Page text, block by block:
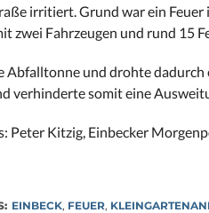
irritiert. Grund war ein
zwei Fahrzeugen und rund 15
Abfalltonne und drohte dadurch
verhinderte somit eine
Peter Kitzig, Einbecker
EINBECK, FEUER,